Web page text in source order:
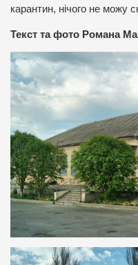
карантин, нічого не можу
Текст та фото Романа